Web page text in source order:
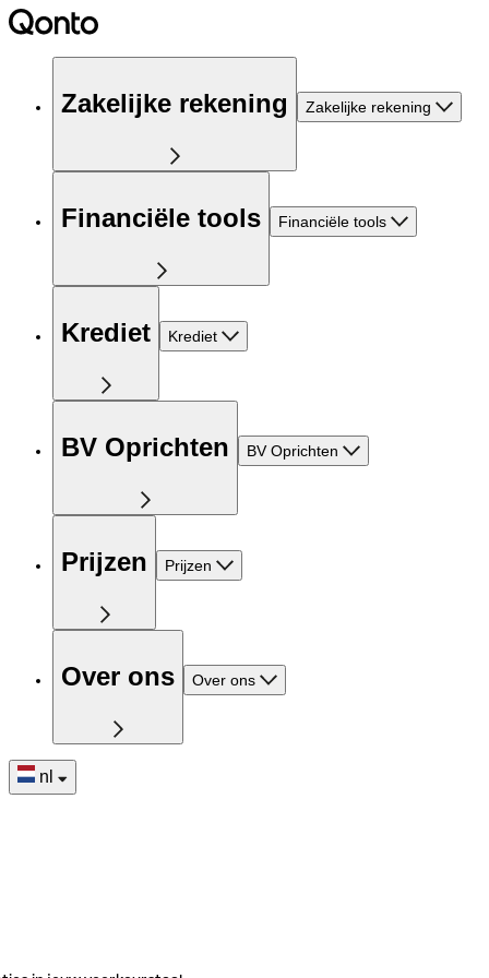
Zakelijke rekening Zakelijke rekening
Financiële tools Financiële tools
Krediet Krediet
BV Oprichten BV Oprichten
Prijzen Prijzen
Over ons Over ons
nl